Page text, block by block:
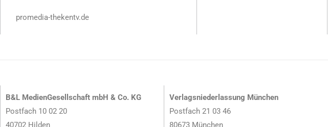
promedia-thekentv.de
B&L MedienGesellschaft mbH & Co. KG
Postfach 10 02 20
40702 Hilden
Verlagsniederlassung München
Postfach 21 03 46
80673 München